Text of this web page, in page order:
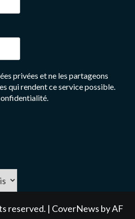
privées et ne les partageons
qui rendent ce service possible.
reserved. | CoverNews by AF